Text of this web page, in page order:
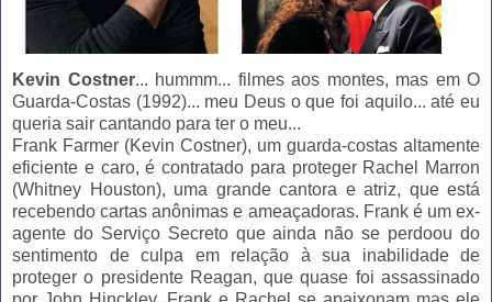
Kevin Costner... hummm... filmes aos montes, mas em O
Guarda-Costas (1992)... meu Deus o que foi aquilo... até eu
queria sair cantando para ter o meu...
Frank Farmer (Kevin Costner), um guarda-costas altamente
eficiente e caro, é contratado para proteger Rachel Marron
(Whitney Houston), uma grande cantora e atriz, que está
recebendo cartas anônimas e ameaçadoras. Frank é um ex-
agente do Serviço Secreto que ainda não se perdoou do
sentimento de culpa em relação à sua inabilidade de
proteger o presidente Reagan, que quase foi assassinado